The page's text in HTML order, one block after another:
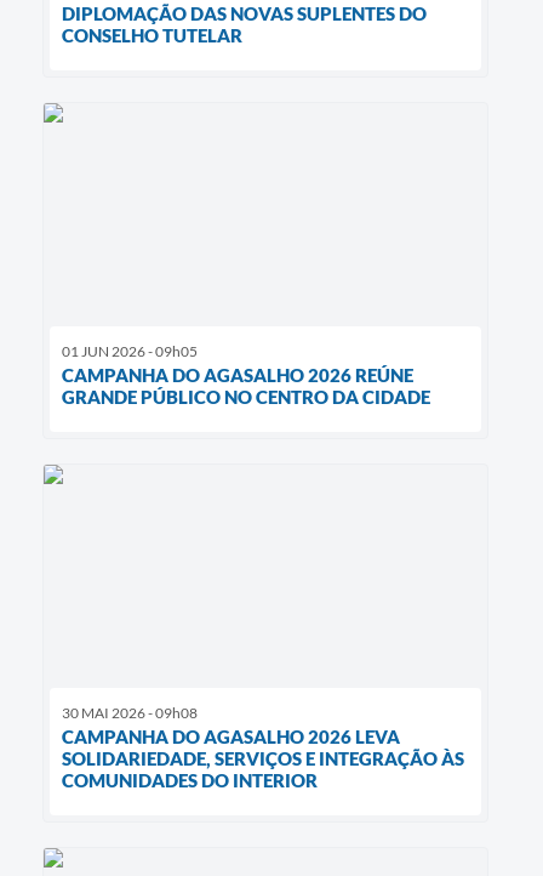
DIPLOMAÇÃO DAS NOVAS SUPLENTES DO
CONSELHO TUTELAR
01 JUN 2026 - 09h05
CAMPANHA DO AGASALHO 2026 REÚNE
GRANDE PÚBLICO NO CENTRO DA CIDADE
30 MAI 2026 - 09h08
CAMPANHA DO AGASALHO 2026 LEVA
SOLIDARIEDADE, SERVIÇOS E INTEGRAÇÃO ÀS
COMUNIDADES DO INTERIOR